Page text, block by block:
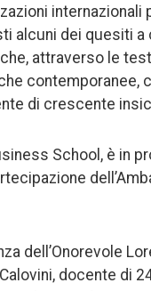
internazionali
alcuni dei quesiti a
attraverso le
contemporanee,
di crescente
School, è in
dell’Onorevole
docente di